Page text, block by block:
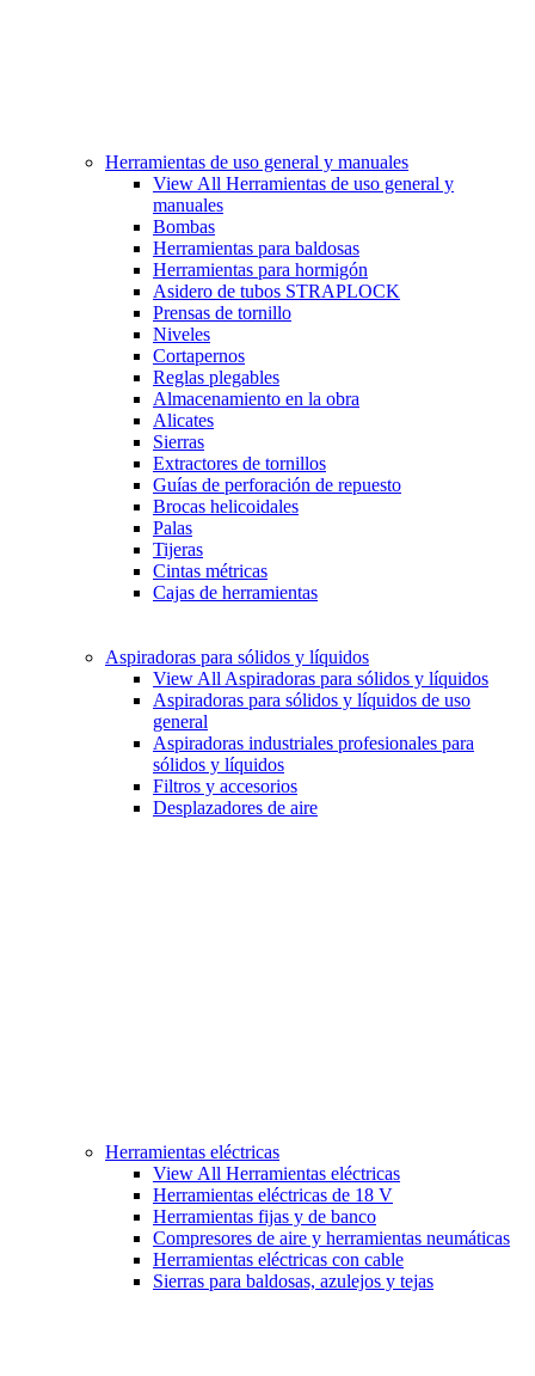
Herramientas de uso general y manuales
View All Herramientas de uso general y
manuales
Bombas
Herramientas para baldosas
Herramientas para hormigón
Asidero de tubos STRAPLOCK
Prensas de tornillo
Niveles
Cortapernos
Reglas plegables
Almacenamiento en la obra
Alicates
Sierras
Extractores de tornillos
Guías de perforación de repuesto
Brocas helicoidales
Palas
Tijeras
Cintas métricas
Cajas de herramientas
Aspiradoras para sólidos y líquidos
View All Aspiradoras para sólidos y líquidos
Aspiradoras para sólidos y líquidos de uso
general
Aspiradoras industriales profesionales para
sólidos y líquidos
Filtros y accesorios
Desplazadores de aire
Herramientas eléctricas
View All Herramientas eléctricas
Herramientas eléctricas de 18 V
Herramientas fijas y de banco
Compresores de aire y herramientas neumáticas
Herramientas eléctricas con cable
Sierras para baldosas, azulejos y tejas